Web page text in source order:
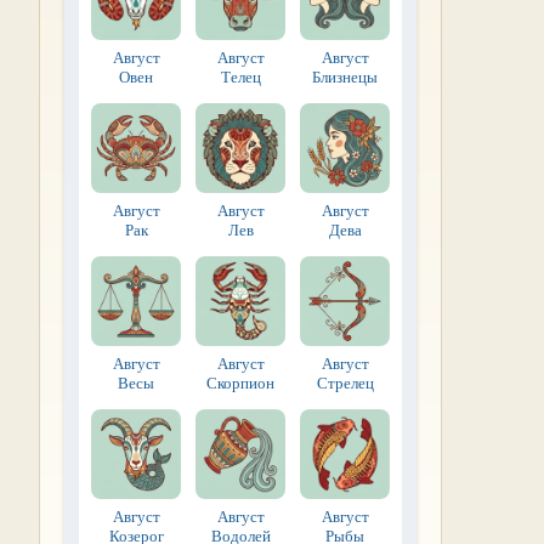
Август
Овен
Август
Телец
Август
Близнецы
Август
Рак
Август
Лев
Август
Дева
Август
Весы
Август
Скорпион
Август
Стрелец
Август
Козерог
Август
Водолей
Август
Рыбы